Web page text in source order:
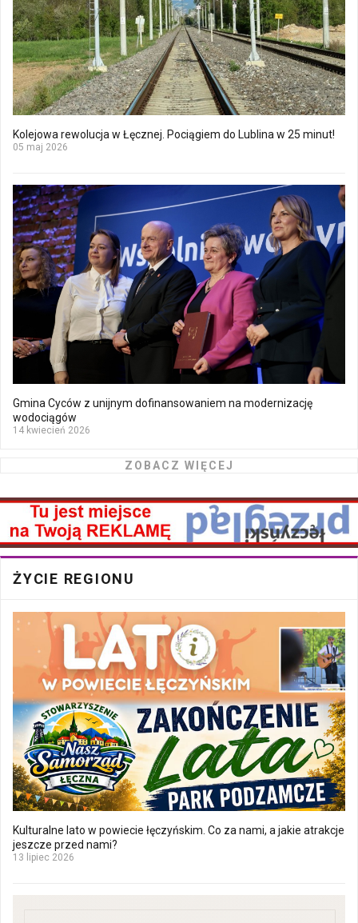
Kolejowa rewolucja w Łęcznej. Pociągiem do Lublina w 25 minut!
05 maj 2026
Gmina Cyców z unijnym dofinansowaniem na modernizację
wodociągów
14 kwiecień 2026
ZOBACZ WIĘCEJ
ŻYCIE REGIONU
Kulturalne lato w powiecie łęczyńskim. Co za nami, a jakie atrakcje
jeszcze przed nami?
13 lipiec 2026